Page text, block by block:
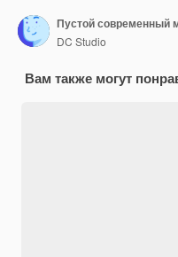
DC Studio
Вам также могут